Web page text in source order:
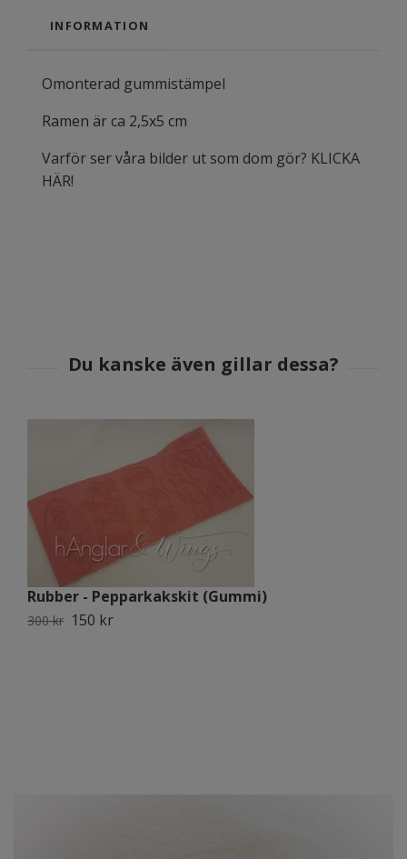
INFORMATION
Omonterad gummistämpel
Ramen är ca 2,5x5 cm
Varför ser våra bilder ut som dom gör? KLICKA
HÄR!
Rubber - Pepparkakskit (Gummi)
300 kr 150 kr